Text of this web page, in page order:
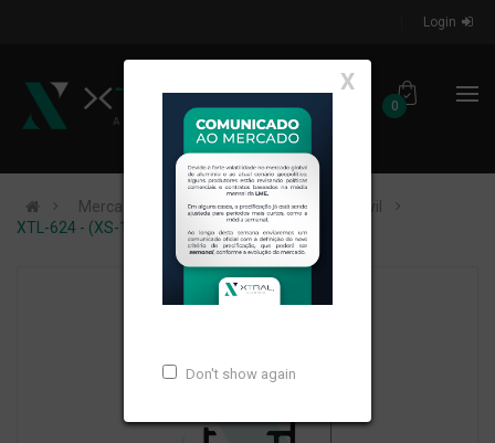
Login
0
X
Don't show again
Mercados de Atuação
Construção Civil
XTL-624 - (XS-120) - PESO LINEAR: 0,482kg/m